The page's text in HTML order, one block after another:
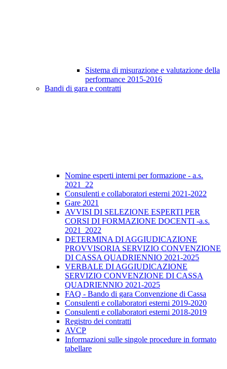
Sistema di misurazione e valutazione della
performance 2015-2016
Bandi di gara e contratti
Nomine esperti interni per formazione - a.s.
2021_22
Consulenti e collaboratori esterni 2021-2022
Gare 2021
AVVISI DI SELEZIONE ESPERTI PER
CORSI DI FORMAZIONE DOCENTI -a.s.
2021_2022
DETERMINA DI AGGIUDICAZIONE
PROVVISORIA SERVIZIO CONVENZIONE
DI CASSA QUADRIENNIO 2021-2025
VERBALE DI AGGIUDICAZIONE
SERVIZIO CONVENZIONE DI CASSA
QUADRIENNIO 2021-2025
FAQ - Bando di gara Convenzione di Cassa
Consulenti e collaboratori esterni 2019-2020
Consulenti e collaboratori esterni 2018-2019
Registro dei contratti
AVCP
Informazioni sulle singole procedure in formato
tabellare